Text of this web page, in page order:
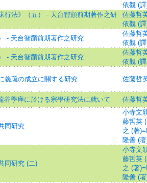
依觀 (
行法》（五） - 天台智顗前期著作之研
佐藤哲
依觀 (
- 天台智顗前期著作之研究
佐藤哲
依觀 (
- 天台智顗前期著作之研究
佐藤哲
依觀 (
義疏の成立に關する研究 佐藤哲
谷學庠に於ける宗學研究法に就いて 佐藤哲
同研究
小寺文
藤哲英
之 (著
隆善 (
同研究 (二)
小寺文
藤哲英
之 (著
隆善 (